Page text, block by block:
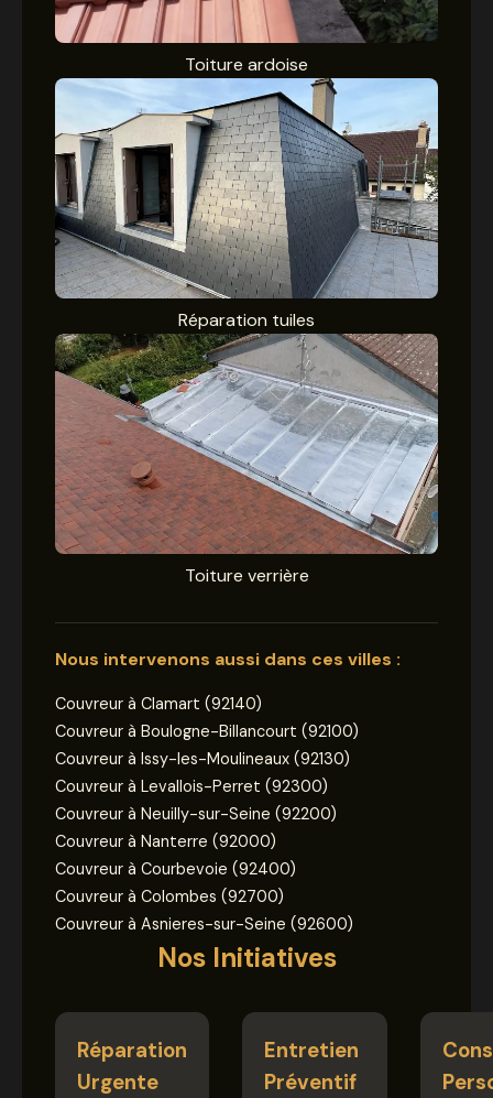
Toiture ardoise
Réparation tuiles
Toiture verrière
Nous intervenons aussi dans ces villes :
Couvreur à Clamart (92140)
Couvreur à Boulogne-Billancourt (92100)
Couvreur à Issy-les-Moulineaux (92130)
Couvreur à Levallois-Perret (92300)
Couvreur à Neuilly-sur-Seine (92200)
Couvreur à Nanterre (92000)
Couvreur à Courbevoie (92400)
Couvreur à Colombes (92700)
Couvreur à Asnieres-sur-Seine (92600)
Nos Initiatives
Réparation
Urgente
Entretien
Préventif